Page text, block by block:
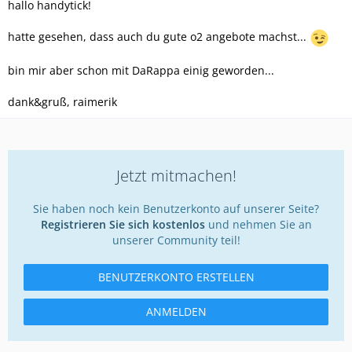
hallo handytick!
hatte gesehen, dass auch du gute o2 angebote machst...
bin mir aber schon mit DaRappa einig geworden...
dank&gruß, raimerik
Jetzt mitmachen!
Sie haben noch kein Benutzerkonto auf unserer Seite?
Registrieren Sie sich kostenlosund nehmen Sie an
unserer Community teil!
BENUTZERKONTO ERSTELLEN
ANMELDEN